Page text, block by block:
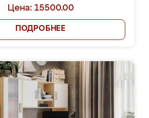
Цена: 15500.00
ПОДРОБНЕЕ